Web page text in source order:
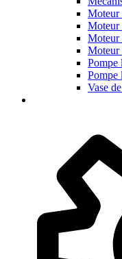
Moteur
Moteur
Moteur
Moteur
Pompe
Pompe
Vase